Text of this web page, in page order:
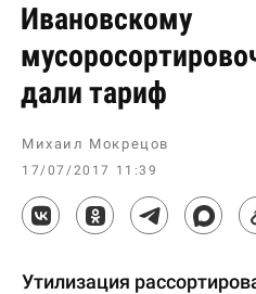
Ивановскому
дали тариф
Михаил Мокрецов
17/07/2017 11:39
Утилизация